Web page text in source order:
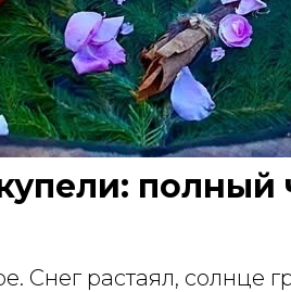
полный
Снег растаял, солнце